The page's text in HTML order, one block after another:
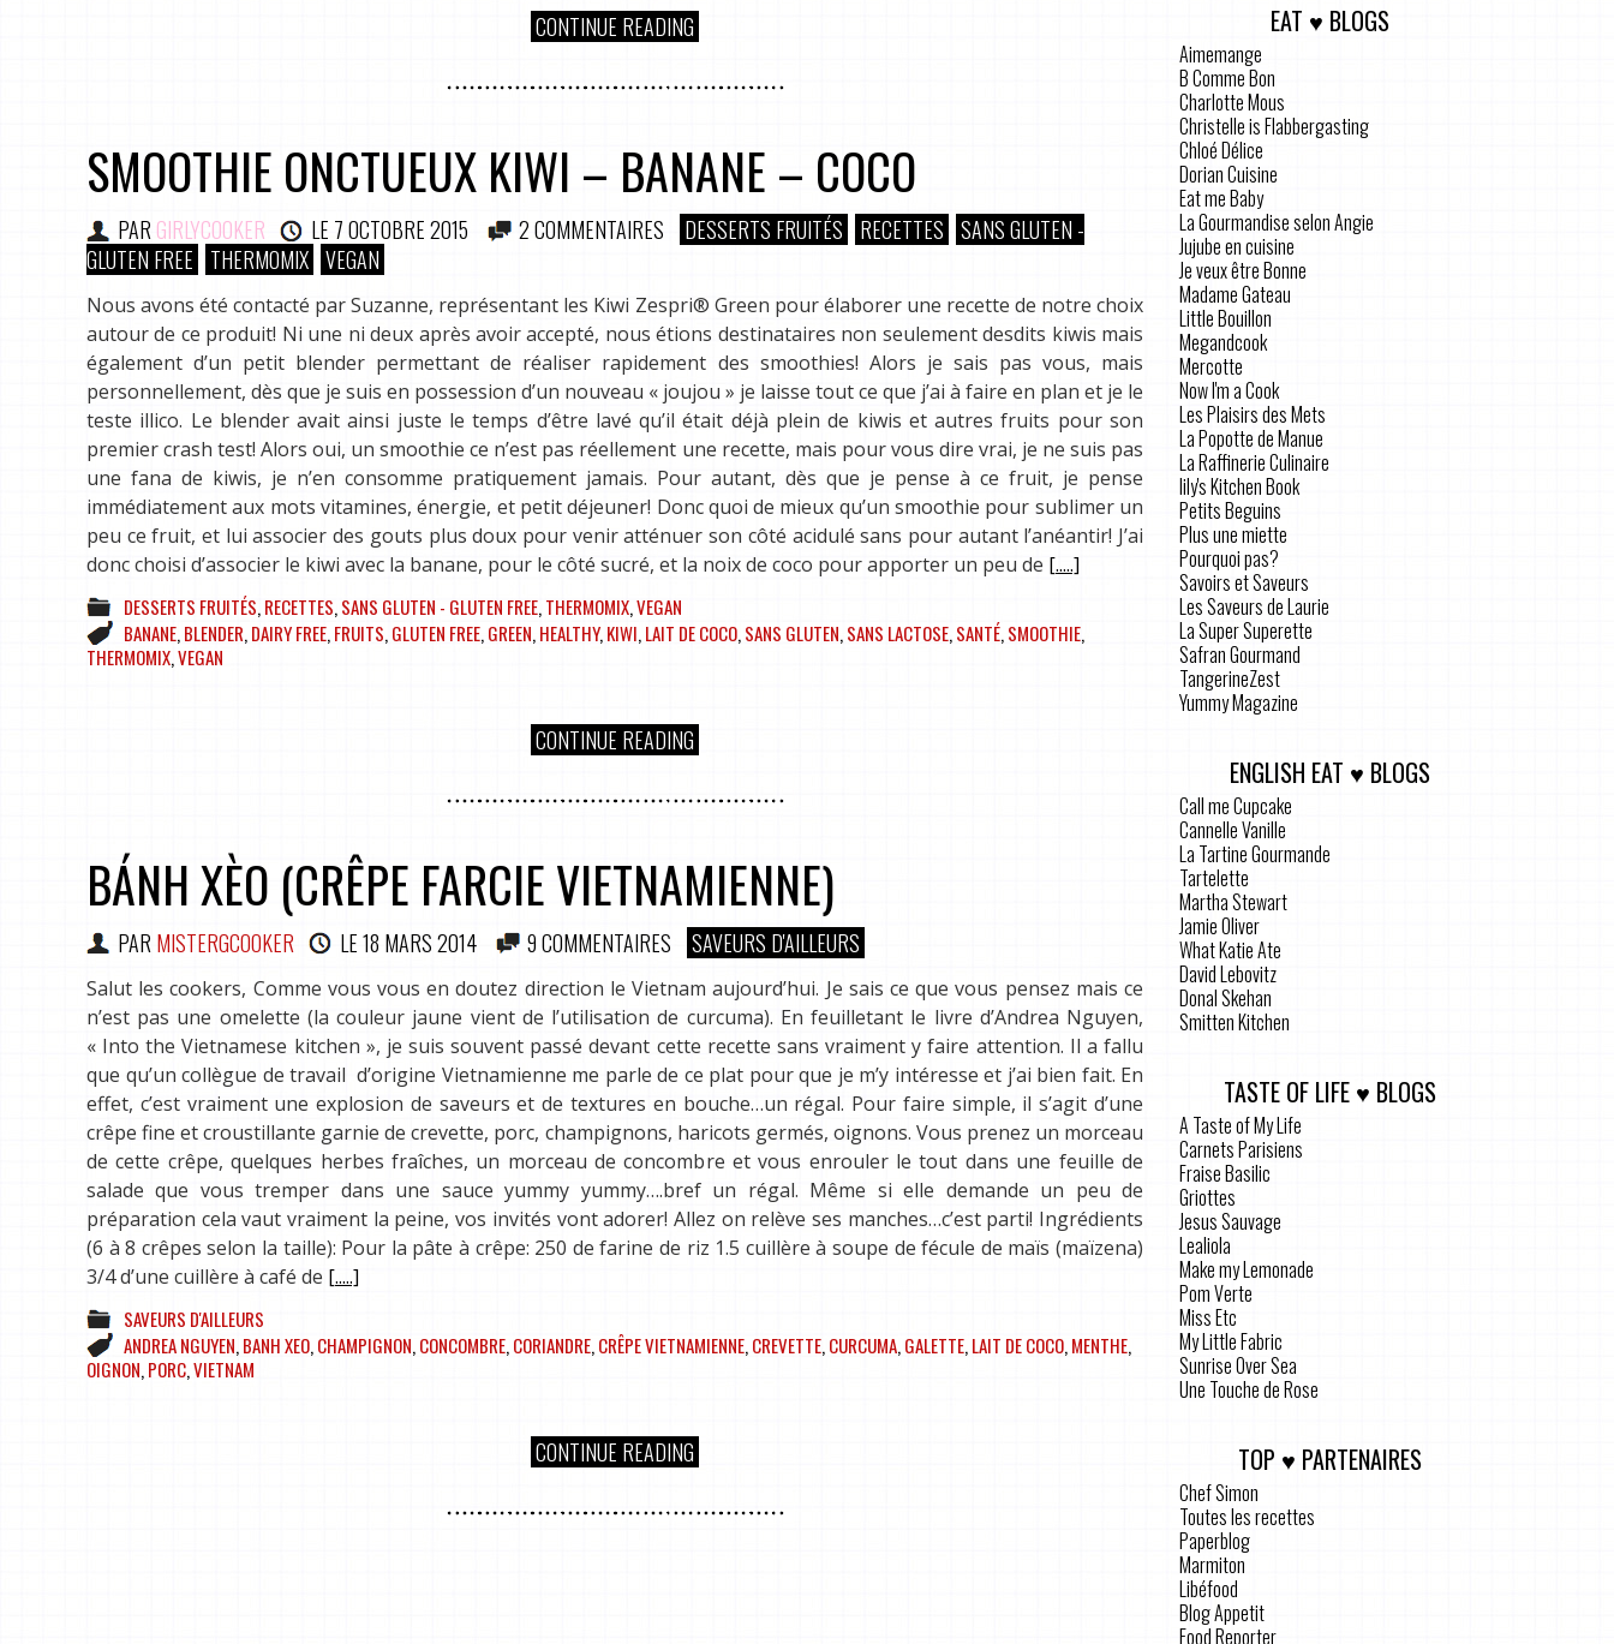
CONTINUE READING
SMOOTHIE ONCTUEUX KIWI – BANANE – COCO
PAR GIRLYCOOKER LE 7 OCTOBRE 2015 2 COMMENTAIRES DESSERTS FRUITÉS RECETTES SANS GLUTEN -
GLUTEN FREE
THERMOMIX VEGAN
Nous avons été contacté par Suzanne, représentant les Kiwi Zespri® Green pour élaborer une recette de notre choix
autour de ce produit! Ni une ni deux après avoir accepté, nous étions destinataires non seulement desdits kiwis mais
également d’un petit blender permettant de réaliser rapidement des smoothies! Alors je sais pas vous, mais
personnellement, dès que je suis en possession d’un nouveau « joujou » je laisse tout ce que j’ai à faire en plan et je le
teste illico. Le blender avait ainsi juste le temps d’être lavé qu’il était déjà plein de kiwis et autres fruits pour son
premier crash test! Alors oui, un smoothie ce n’est pas réellement une recette, mais pour vous dire vrai, je ne suis pas
une fana de kiwis, je n’en consomme pratiquement jamais. Pour autant, dès que je pense à ce fruit, je pense
immédiatement aux mots vitamines, énergie, et petit déjeuner! Donc quoi de mieux qu’un smoothie pour sublimer un
peu ce fruit, et lui associer des gouts plus doux pour venir atténuer son côté acidulé sans pour autant l’anéantir! J’ai
donc choisi d’associer le kiwi avec la banane, pour le côté sucré, et la noix de coco pour apporter un peu de [.....]
DESSERTS FRUITÉS,RECETTES,SANS GLUTEN - GLUTEN FREE,THERMOMIX,VEGAN
BANANE,BLENDER,DAIRY FREE,FRUITS,GLUTEN FREE,GREEN,HEALTHY,KIWI,LAIT DE COCO,SANS GLUTEN,SANS LACTOSE,SANTÉ,SMOOTHIE,
THERMOMIX,VEGAN
CONTINUE READING
BÁNH XÈO (CRÊPE FARCIE VIETNAMIENNE)
PAR MISTERGCOOKER LE18 MARS 2014 9 COMMENTAIRES SAVEURS D'AILLEURS
Salut les cookers, Comme vous vous en doutez direction le Vietnam aujourd’hui. Je sais ce que vous pensez mais ce
n’est pas une omelette (la couleur jaune vient de l’utilisation de curcuma). En feuilletant le livre d’Andrea Nguyen,
« Into the Vietnamese kitchen », je suis souvent passé devant cette recette sans vraiment y faire attention. Il a fallu
que qu’un collègue de travail d’origine Vietnamienne me parle de ce plat pour que je m’y intéresse et j’ai bien fait. En
effet, c’est vraiment une explosion de saveurs et de textures en bouche…un régal. Pour faire simple, il s’agit d’une
crêpe fine et croustillante garnie de crevette, porc, champignons, haricots germés, oignons. Vous prenez un morceau
de cette crêpe, quelques herbes fraîches, un morceau de concombre et vous enrouler le tout dans une feuille de
salade que vous tremper dans une sauce yummy yummy….bref un régal. Même si elle demande un peu de
préparation cela vaut vraiment la peine, vos invités vont adorer! Allez on relève ses manches…c’est parti! Ingrédients
(6 à 8 crêpes selon la taille): Pour la pâte à crêpe: 250 de farine de riz 1.5 cuillère à soupe de fécule de maïs (maïzena)
3/4 d’une cuillère à café de [.....]
SAVEURS D'AILLEURS
ANDREA NGUYEN,BANH XEO,CHAMPIGNON,CONCOMBRE,CORIANDRE,CRÊPE VIETNAMIENNE,CREVETTE,CURCUMA,GALETTE,LAIT DE COCO,MENTHE,
OIGNON,PORC,VIETNAM
CONTINUE READING
EAT ♥ BLOGS
Aimemange
B Comme Bon
Charlotte Mous
Christelle is Flabbergasting
Chloé Délice
Dorian Cuisine
Eat me Baby
La Gourmandise selon Angie
Jujube en cuisine
Je veux être Bonne
Madame Gateau
Little Bouillon
Megandcook
Mercotte
Now I'm a Cook
Les Plaisirs des Mets
La Popotte de Manue
La Raffinerie Culinaire
lily's Kitchen Book
Petits Beguins
Plus une miette
Pourquoi pas?
Savoirs et Saveurs
Les Saveurs de Laurie
La Super Superette
Safran Gourmand
TangerineZest
Yummy Magazine
ENGLISH EAT ♥ BLOGS
Call me Cupcake
Cannelle Vanille
La Tartine Gourmande
Tartelette
Martha Stewart
Jamie Oliver
What Katie Ate
David Lebovitz
Donal Skehan
Smitten Kitchen
TASTE OF LIFE ♥ BLOGS
A Taste of My Life
Carnets Parisiens
Fraise Basilic
Griottes
Jesus Sauvage
Lealiola
Make my Lemonade
Pom Verte
Miss Etc
My Little Fabric
Sunrise Over Sea
Une Touche de Rose
TOP ♥ PARTENAIRES
Chef Simon
Toutes les recettes
Paperblog
Marmiton
Libéfood
Blog Appetit
Food Reporter